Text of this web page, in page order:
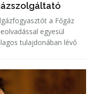
a Főgáz
egyesül
tulajdonában lévő